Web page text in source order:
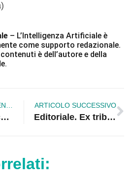
– L’Intelligenza Artificiale è
come supporto redazionale.
è dell’autore e della
ARTICOLO PRECEDENTE
Statale 106 jonica. Idm sul tracciato Roseto-Sibari:”Non è accettabile un freno”
ARTICOLO SUCCESSIVO
Editoriale. Ex tribunale nella legge di bilancio, ottimo. Ora occorre fare giustizia